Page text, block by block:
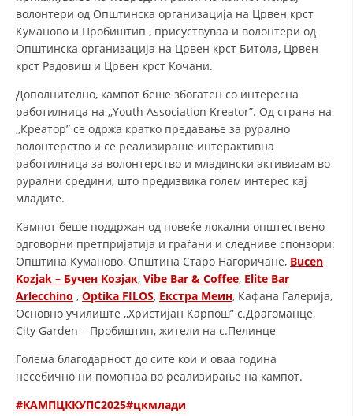
ОРГАНИЗАЦИЈА И РАЗВОЈ
РАКОВОДЕН ОДБОР
СОБРАНИЕ
СТРУКТУРА И ОРГАНИЗАЦИОНА ПОСТАВЕНОСТ
ДИСЕМИНАЦИЈА
MЕЃУНАРОДНО ХУМАНИТАРНО ПРАВО
ПРОМОЦИЈА НА ХУМАНИ ВРЕДНОСТИ
СОЦИЈАЛНО ХУМАНИТАРНА ДЕЈНОСТ
КАКО ДА ДОНИРАТЕ
ПОДГОТВЕНОСТ И ДЕЈСТВО ПРИ КАТАСТРОФИ
ТИМ ЗА ОДГОВОР ПРИ КАТАСТРОФИ ПРИ ООЦК КУМАНОВО
ИСТРАЖУВАЊЕ НА ЈАВНО МИСЛЕЊЕ
волонтери од Општинска организација на Црвен крст
Куманово и Пробиштип , присуствуваа и волонтери од
Општинска организација на Црвен крст Битола, Црвен
крст Радовиш и Црвен крст Кочани.
Дополнително, кампот беше збогатен со интересна
работилница на ,,Youth Association Kreator”. Од страна на
,,Креатор” се одржа кратко предавање за рурално
волонтерство и се реализираше интерактивна
работилница за волонтерство и младински активизам во
рурални средини, што предизвика голем интерес кај
младите.
Кампот беше поддржан од повеќе локални општествено
одговорни претпријатија и граѓани и следниве спонзори:
Општина Куманово, Општина Старо Нагоричане, Bucen
Kozjak – Бучен Козјак, Vibe Bar & Coffee, Elite Bar
Arlecchino , Optika FILOS, Екстра Меин, Кафана Галерија,
Основно училиште ,,Христијан Карпош” с.Драгоманце,
City Garden – Пробиштип, жители на с.Пелинце
Голема благодарност до сите кои и оваа година
несебично ни помогнаа во реализирање на кампот.
#КАМПЦККУПС2025#цкмлади